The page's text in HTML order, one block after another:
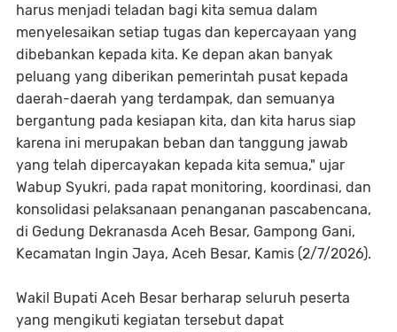
harus menjadi teladan bagi kita semua dalam
menyelesaikan setiap tugas dan kepercayaan yang
dibebankan kepada kita. Ke depan akan banyak
peluang yang diberikan pemerintah pusat kepada
daerah-daerah yang terdampak, dan semuanya
bergantung pada kesiapan kita, dan kita harus siap
karena ini merupakan beban dan tanggung jawab
yang telah dipercayakan kepada kita semua," ujar
Wabup Syukri, pada rapat monitoring, koordinasi, dan
konsolidasi pelaksanaan penanganan pascabencana,
di Gedung Dekranasda Aceh Besar, Gampong Gani,
Kecamatan Ingin Jaya, Aceh Besar, Kamis (2/7/2026).
Wakil Bupati Aceh Besar berharap seluruh peserta
yang mengikuti kegiatan tersebut dapat